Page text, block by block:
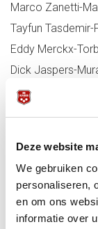
Deze website
We gebruiken
personaliseren,
en om ons
informatie over
Marco Zanetti-
Tayfun
Eddy Merckx-
Dick Jaspers-
Drie van de vier
ronden
de Kok, de
(2x5). Jeffrey
door Martin
Forthomme
door
Het systeem